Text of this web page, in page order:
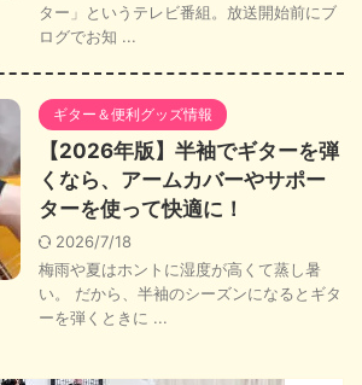
ター」というテレビ番組。放送開始前にブ
ログでお知 ...
ギター＆便利グッズ情報
【2026年版】半袖でギターを弾
くなら、アームカバーやサポー
ターを使って快適に！
2026/7/18
梅雨や夏はホントに湿度が高くて蒸し暑
い。 だから、半袖のシーズンになるとギタ
ーを弾くときに ...